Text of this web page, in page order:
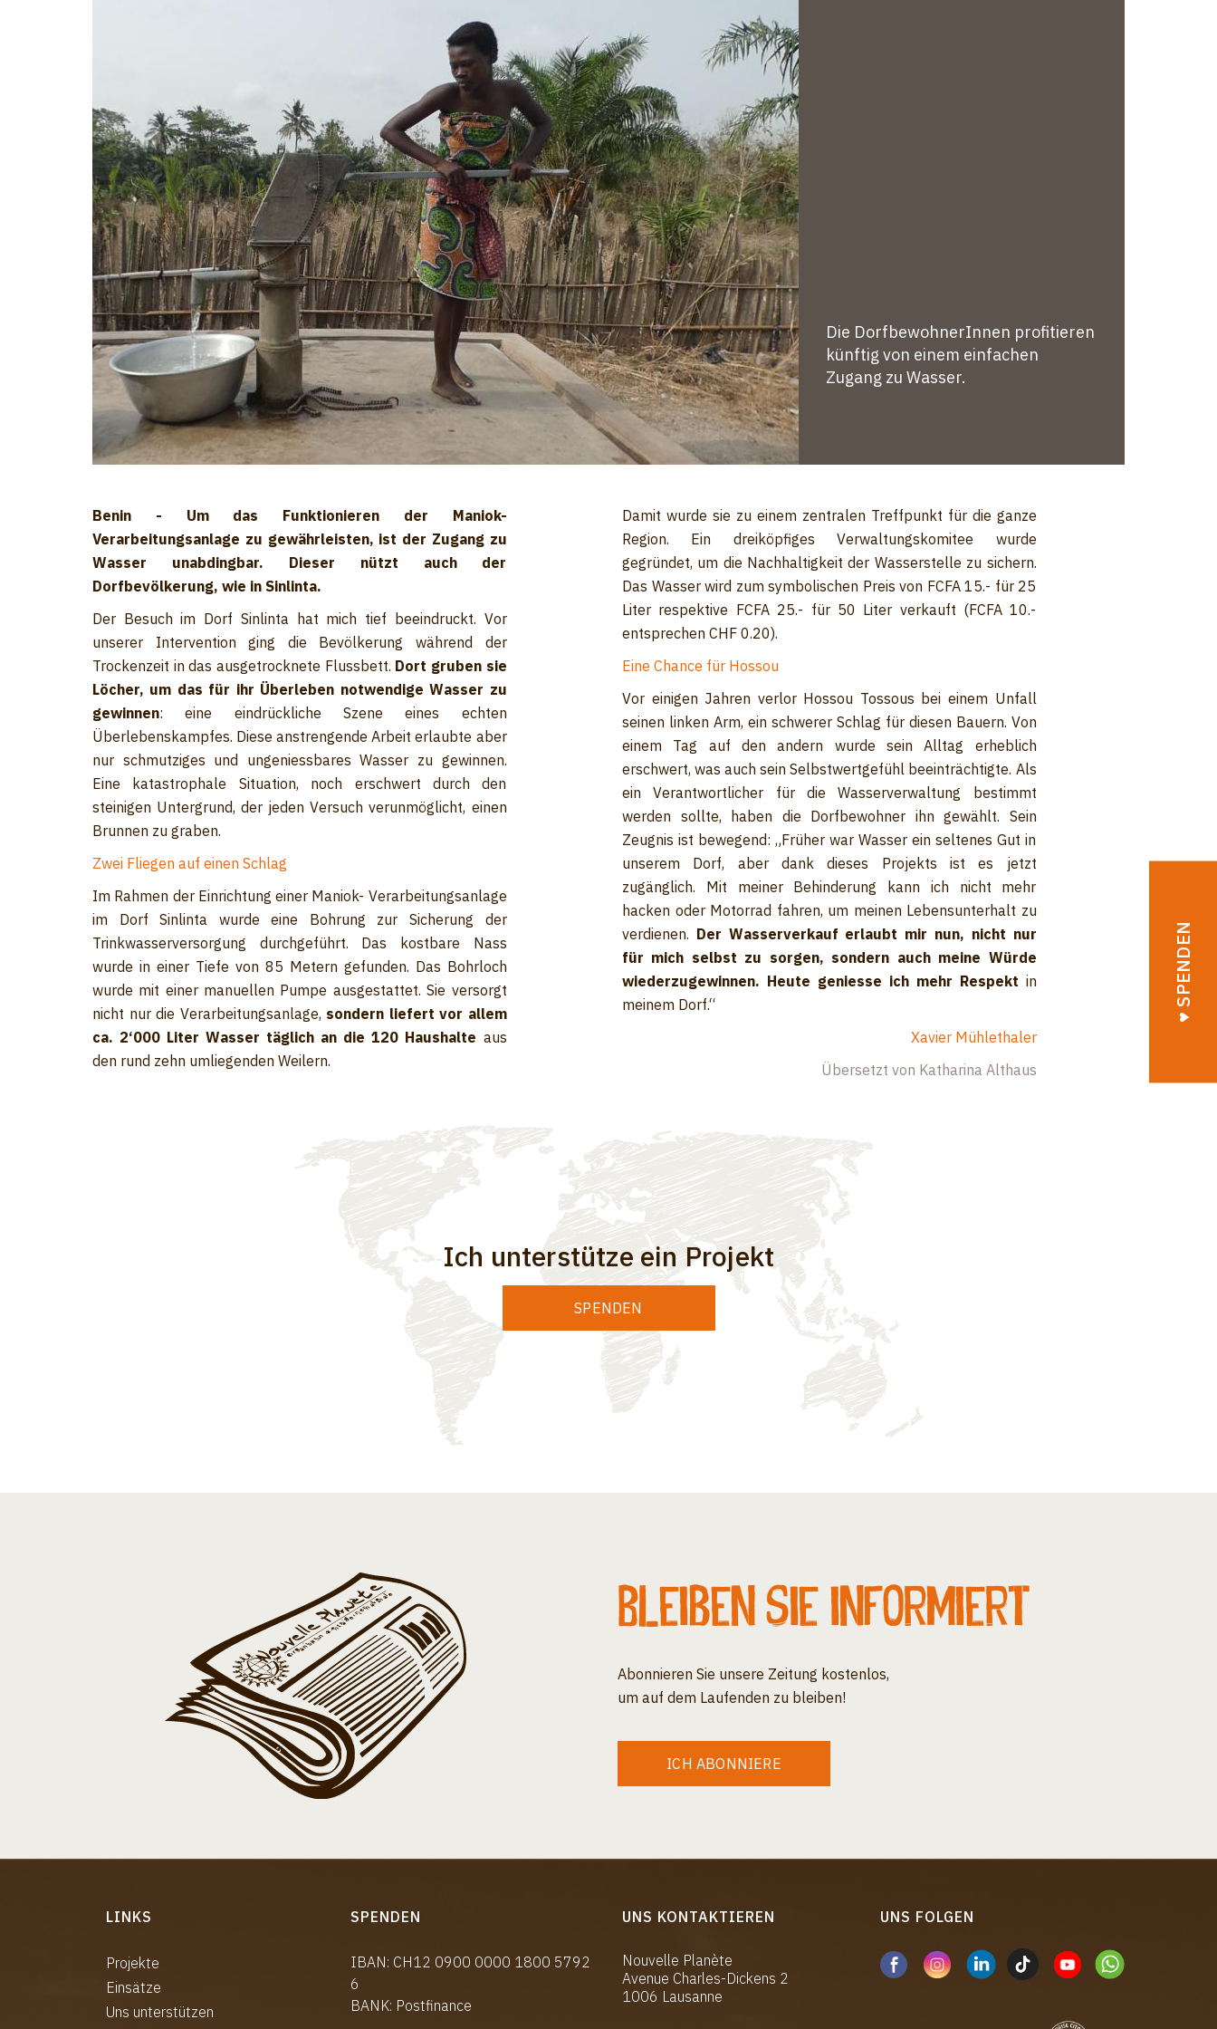
♥︎ SPENDEN
Die DorfbewohnerInnen profitieren
künftig von einem einfachen
Zugang zu Wasser.
Benin - Um das Funktionieren der Maniok-
Verarbeitungsanlage zu gewährleisten, ist der Zugang zu
Wasser unabdingbar. Dieser nützt auch der
Dorfbevölkerung, wie in Sinlinta.
Der Besuch im Dorf Sinlinta hat mich tief beeindruckt. Vor
unserer Intervention ging die Bevölkerung während der
Trockenzeit in das ausgetrocknete Flussbett. Dort gruben sie
Löcher, um das für ihr Überleben notwendige Wasser zu
gewinnen: eine eindrückliche Szene eines echten
Überlebenskampfes. Diese anstrengende Arbeit erlaubte aber
nur schmutziges und ungeniessbares Wasser zu gewinnen.
Eine katastrophale Situation, noch erschwert durch den
steinigen Untergrund, der jeden Versuch verunmöglicht, einen
Brunnen zu graben.
Zwei Fliegen auf einen Schlag
Im Rahmen der Einrichtung einer Maniok- Verarbeitungsanlage
im Dorf Sinlinta wurde eine Bohrung zur Sicherung der
Trinkwasserversorgung durchgeführt. Das kostbare Nass
wurde in einer Tiefe von 85 Metern gefunden. Das Bohrloch
wurde mit einer manuellen Pumpe ausgestattet. Sie versorgt
nicht nur die Verarbeitungsanlage, sondern liefert vor allem
ca. 2‘000 Liter Wasser täglich an die 120 Haushalte aus
den rund zehn umliegenden Weilern.
Damit wurde sie zu einem zentralen Treffpunkt für die ganze
Region. Ein dreiköpfiges Verwaltungskomitee wurde
gegründet, um die Nachhaltigkeit der Wasserstelle zu sichern.
Das Wasser wird zum symbolischen Preis von FCFA 15.- für 25
Liter respektive FCFA 25.- für 50 Liter verkauft (FCFA 10.-
entsprechen CHF 0.20).
Eine Chance für Hossou
Vor einigen Jahren verlor Hossou Tossous bei einem Unfall
seinen linken Arm, ein schwerer Schlag für diesen Bauern. Von
einem Tag auf den andern wurde sein Alltag erheblich
erschwert, was auch sein Selbstwertgefühl beeinträchtigte. Als
ein Verantwortlicher für die Wasserverwaltung bestimmt
werden sollte, haben die Dorfbewohner ihn gewählt. Sein
Zeugnis ist bewegend: „Früher war Wasser ein seltenes Gut in
unserem Dorf, aber dank dieses Projekts ist es jetzt
zugänglich. Mit meiner Behinderung kann ich nicht mehr
hacken oder Motorrad fahren, um meinen Lebensunterhalt zu
verdienen. Der Wasserverkauf erlaubt mir nun, nicht nur
für mich selbst zu sorgen, sondern auch meine Würde
wiederzugewinnen. Heute geniesse ich mehr Respekt in
meinem Dorf.“
Xavier Mühlethaler
Übersetzt von Katharina Althaus
Ich unterstütze ein Projekt
SPENDEN
Bleiben Sie informiert
Abonnieren Sie unsere Zeitung kostenlos,
um auf dem Laufenden zu bleiben!
ICH ABONNIERE
LINKS
Projekte
Einsätze
Uns unterstützen
SPENDEN
IBAN: CH12 0900 0000 1800 5792
6
BANK: Postfinance
UNS KONTAKTIEREN
Nouvelle Planète
Avenue Charles-Dickens 2
1006 Lausanne
UNS FOLGEN